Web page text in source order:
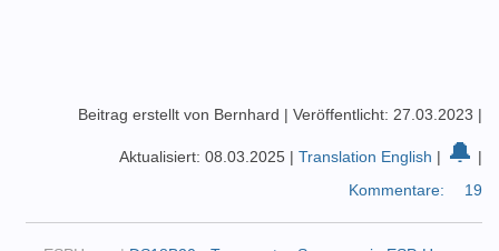
Beitrag erstellt von Bernhard | Veröffentlicht: 27.03.2023 |
Aktualisiert: 08.03.2025 | Translation English | 🔔 |
Kommentare:
19